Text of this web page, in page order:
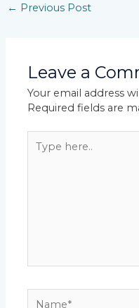
← Previous Post
Leave a
Your email address
Required fields are
here..